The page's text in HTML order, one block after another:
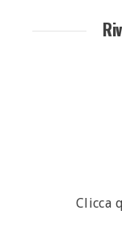
Clicca